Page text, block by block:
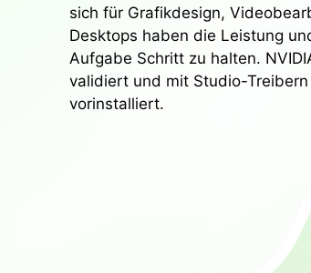
sich für Grafikdesign,
Desktops haben die Leistung
Aufgabe Schritt zu halten.
validiert und mit Studio-
vorinstalliert.